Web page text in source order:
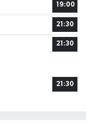
19:00
21:30
21:30
21:30